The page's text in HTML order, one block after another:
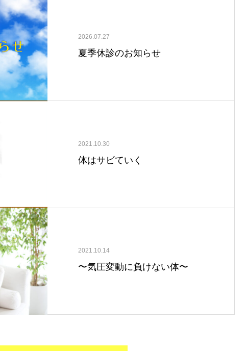
2026.07.27
夏季休診のお知らせ
2021.10.30
体はサビていく
2021.10.14
〜気圧変動に負けない体〜